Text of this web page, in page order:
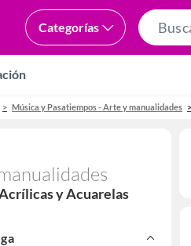
Categorías
Música y Pasatiempos - Arte y manualidades
Acrílicas y Acuarelas